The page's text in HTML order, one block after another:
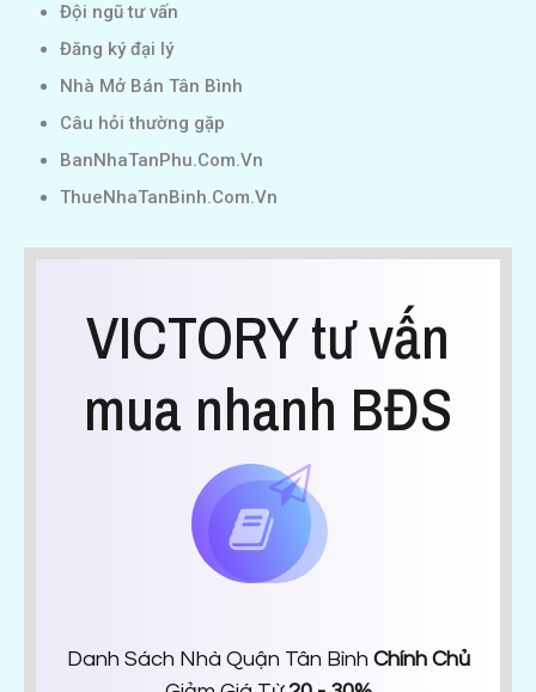
Đội ngũ tư vấn
Đăng ký đại lý
Nhà Mở Bán Tân Bình
Câu hỏi thường gặp
BanNhaTanPhu.Com.Vn
ThueNhaTanBinh.Com.Vn
VICTORY tư vấn
mua nhanh BĐS
Danh Sách Nhà Quận Tân Bình Chính Chủ